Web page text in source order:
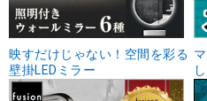
映すだけじゃない！空間を彩る
壁掛LEDミラー